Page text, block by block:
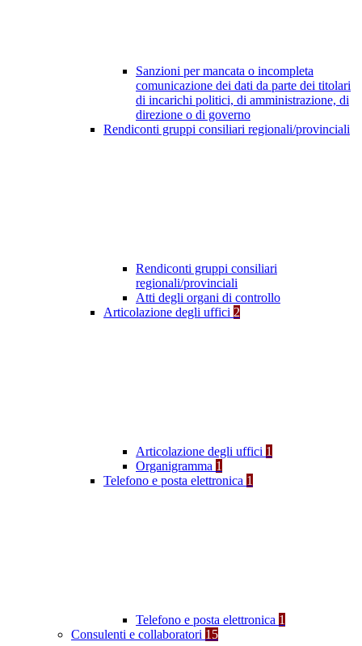
Sanzioni per mancata o incompleta
comunicazione dei dati da parte dei titolari
di incarichi politici, di amministrazione, di
direzione o di governo
Rendiconti gruppi consiliari regionali/provinciali
Rendiconti gruppi consiliari
regionali/provinciali
Atti degli organi di controllo
Articolazione degli uffici 2
Articolazione degli uffici 1
Organigramma 1
Telefono e posta elettronica 1
Telefono e posta elettronica 1
Consulenti e collaboratori 15